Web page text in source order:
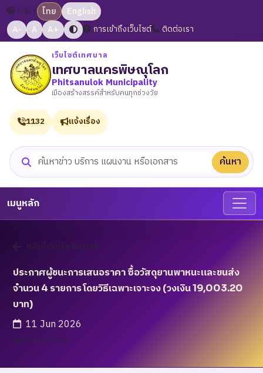
ภาษา: ไทย
English
A-
A A+ การเข้าถึงเว็บไซต์ ติดต่อเรา
เว็บไซต์เทศบาล
เทศบาลนครพิษณุโลก
Phitsanulok Municipality
เมืองสร้างสรรค์สำหรับคนทุกช่วงวัย
ค้นหาเว็บไซต์ ค้นหา
1132 แจ้งเรื่อง
เมนูหลัก
กลับไปหน้าประกาศ
ประกาศผู้ชนะการเสนอราคา ซื้อวัสดุยานพาหนะและขนส่ง
จำนวน 4 รายการ โดยวิธีเฉพาะเจาะจง (วงเงิน 19,003.20
บาท)
11 Jun 2026
เข้าชม 23 ครั้ง